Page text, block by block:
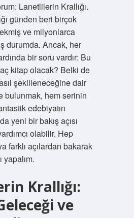
Lanetlilerin Krallığı.
günden beri birçok
ve milyonlarca
durumda. Ancak, her
bir soru vardır: Bu
kitap olacak? Belki de
şekilleneceğine dair
bulunmak, hem serinin
edebiyatın
yeni bir bakış açısı
olabilir. Hep
farklı açılardan bakarak
yapalım.
Krallığı:
ve